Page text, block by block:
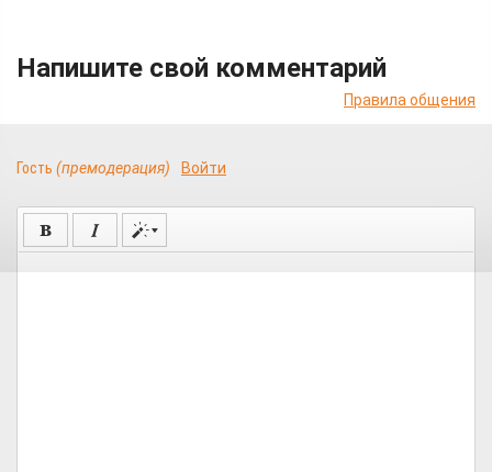
Напишите свой комментарий
Правила общения
Гость (премодерация) Войти